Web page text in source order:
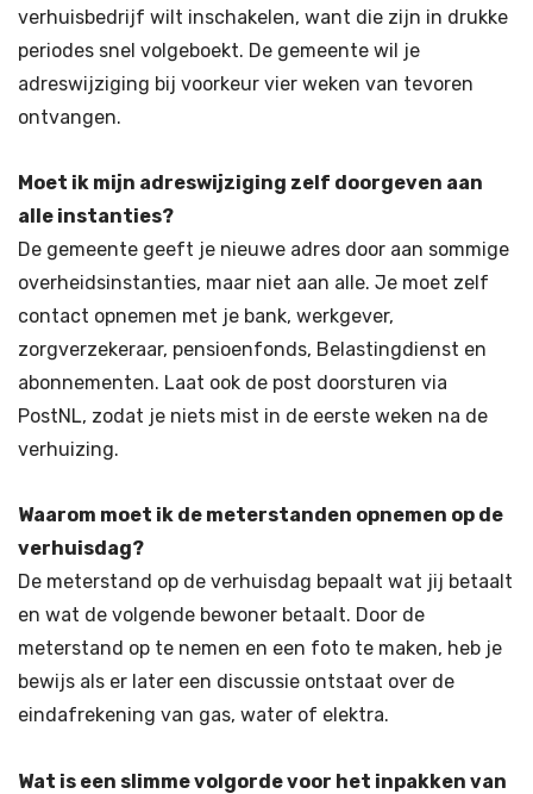
verhuisbedrijf wilt inschakelen, want die zijn in drukke
periodes snel volgeboekt. De gemeente wil je
adreswijziging bij voorkeur vier weken van tevoren
ontvangen.
Moet ik mijn adreswijziging zelf doorgeven aan
alle instanties?
De gemeente geeft je nieuwe adres door aan sommige
overheidsinstanties, maar niet aan alle. Je moet zelf
contact opnemen met je bank, werkgever,
zorgverzekeraar, pensioenfonds, Belastingdienst en
abonnementen. Laat ook de post doorsturen via
PostNL, zodat je niets mist in de eerste weken na de
verhuizing.
Waarom moet ik de meterstanden opnemen op de
verhuisdag?
De meterstand op de verhuisdag bepaalt wat jij betaalt
en wat de volgende bewoner betaalt. Door de
meterstand op te nemen en een foto te maken, heb je
bewijs als er later een discussie ontstaat over de
eindafrekening van gas, water of elektra.
Wat is een slimme volgorde voor het inpakken van